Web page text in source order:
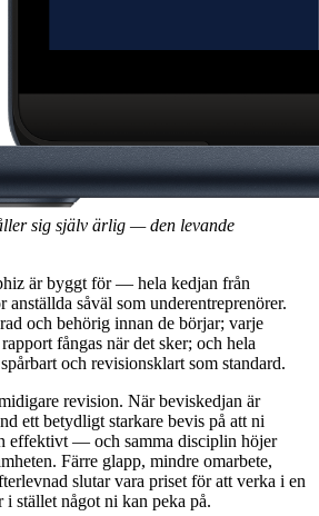
sig själv ärlig — den levande
är byggt för — hela kedjan från
såväl som underentreprenörer.
och behörig innan de börjar; varje
fångas när det sker; och hela
och revisionsklart som standard.
revision. När beviskedjan är
ett betydligt starkare bevis på att ni
effektivt — och samma disciplin höjer
Färre glapp, mindre omarbete,
slutar vara priset för att verka i en
stället något ni kan peka på.